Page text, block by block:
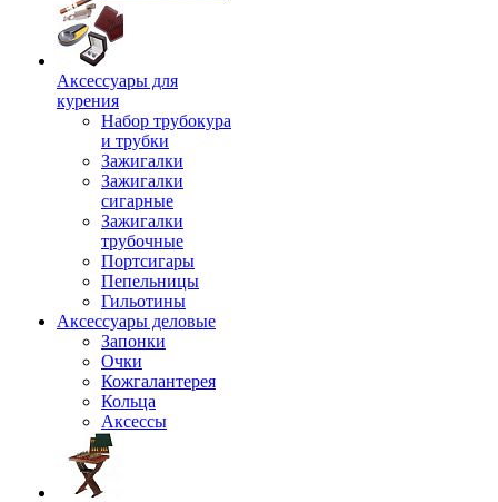
Аксессуары для
курения
Набор трубокура
и трубки
Зажигалки
Зажигалки
сигарные
Зажигалки
трубочные
Портсигары
Пепельницы
Гильотины
Аксессуары деловые
Запонки
Очки
Кожгалантерея
Кольца
Аксессы